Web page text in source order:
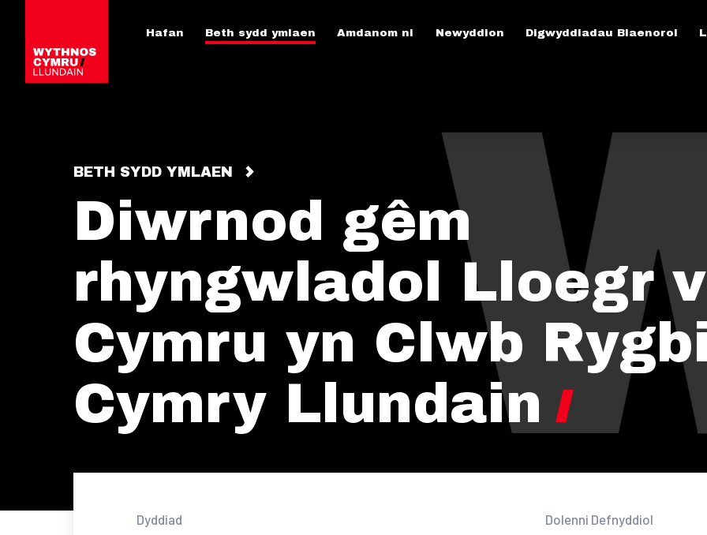
Hafan Beth sydd ymlaen Amdanom ni Newyddion Digwyddiadau Blaenorol
BETH SYDD YMLAEN
Diwrnod gêm
rhyngwladol Lloegr v
Cymru yn Clwb
Cymry Llundain
Dyddiad Dolenni Defnyddiol